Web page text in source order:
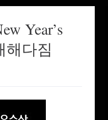
Year’s
해다짐